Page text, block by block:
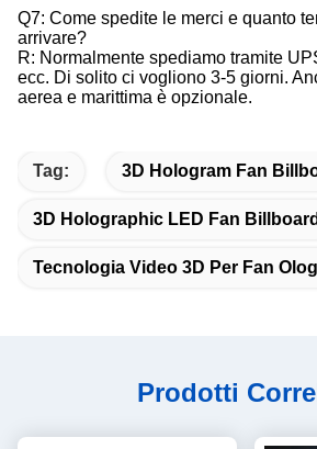
Q7: Come spedite le merci e quanto
arrivare?
R: Normalmente spediamo tramite
ecc. Di solito ci vogliono 3-5 giorni.
aerea e marittima è opzionale.
Tag: 3D Hologram Fan
3D Holographic LED Fan Billboard
Tecnologia Video 3D Per Fan
Prodotti